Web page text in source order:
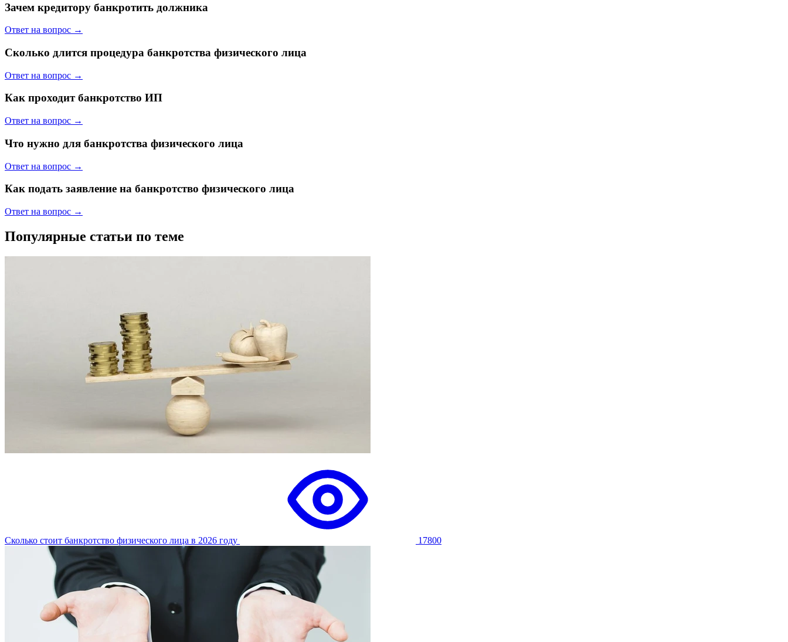
Зачем кредитору банкротить должника
Ответ на вопрос →
Сколько длится процедура банкротства физического лица
Ответ на вопрос →
Как проходит банкротство ИП
Ответ на вопрос →
Что нужно для банкротства физического лица
Ответ на вопрос →
Как подать заявление на банкротство физического лица
Ответ на вопрос →
Популярные статьи по теме
Сколько стоит банкротство физического лица в 2026 году 17800